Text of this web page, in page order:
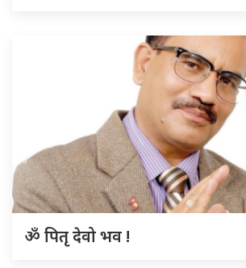
ॐ पितृ देवो भव !